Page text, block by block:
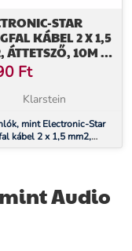
STAR
KÁBEL 2 X 1,5
ÁTTETSZŐ, 10M /
Ft
Klarstein
mint Electronic-Star
kábel 2 x 1,5 mm2,
10m / + Kz
Audio